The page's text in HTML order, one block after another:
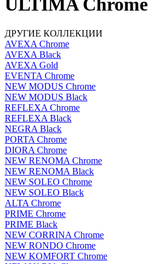
ULTIMA Chrome
ДРУГИЕ КОЛЛЕКЦИИ
AVEXA Chrome
AVEXA Black
AVEXA Gold
EVENTA Chrome
NEW MODUS Chrome
NEW MODUS Black
REFLEXA Chrome
REFLEXA Black
NEGRA Black
PORTA Chrome
DIORA Chrome
NEW RENOMA Chrome
NEW RENOMA Black
NEW SOLEO Chrome
NEW SOLEO Black
ALTA Chrome
PRIME Chrome
PRIME Black
NEW CORRINA Chrome
NEW RONDO Chrome
NEW KOMFORT Chrome